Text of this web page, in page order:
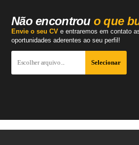
Não encontrou o que
Envie o seu CV e entraremos em contato
oportunidades aderentes ao seu perfil!